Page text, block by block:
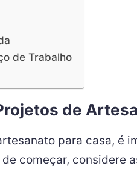
de Trabalho
de
para casa, é
começar, considere